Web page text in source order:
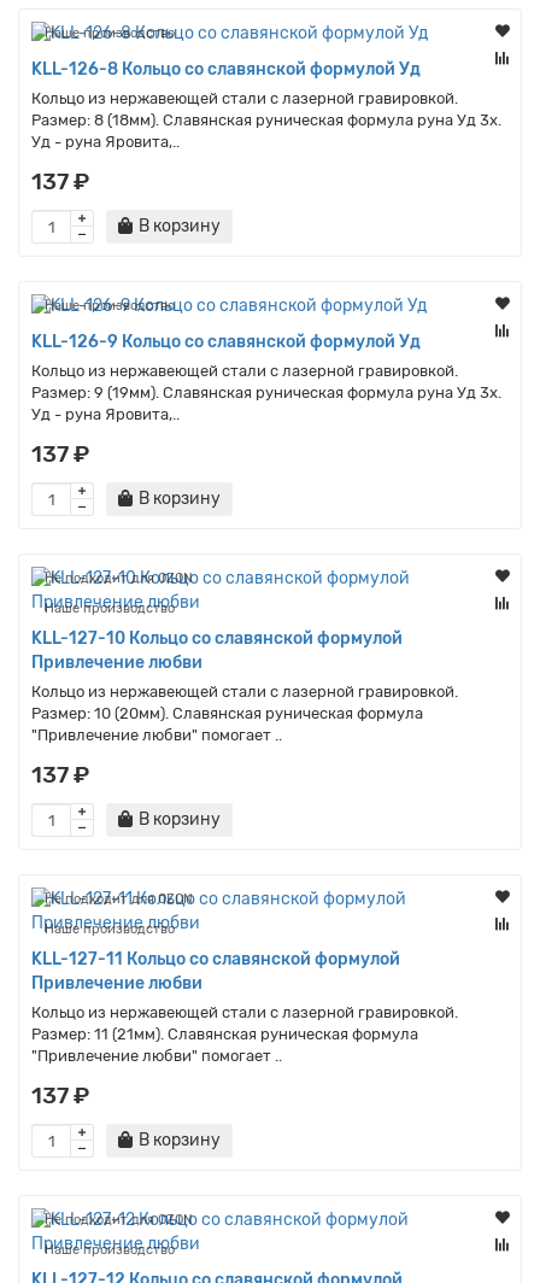
Наше производство
KLL-126-8 Кольцо со славянской формулой Уд
Кольцо из нержавеющей стали с лазерной гравировкой.
Размер: 8 (18мм). Славянская руническая формула руна Уд 3x.
Уд - руна Яровита,..
137 ₽
В корзину
Наше производство
KLL-126-9 Кольцо со славянской формулой Уд
Кольцо из нержавеющей стали с лазерной гравировкой.
Размер: 9 (19мм). Славянская руническая формула руна Уд 3x.
Уд - руна Яровита,..
137 ₽
В корзину
Не подходит для OZON
Наше производство
KLL-127-10 Кольцо со славянской формулой
Привлечение любви
Кольцо из нержавеющей стали с лазерной гравировкой.
Размер: 10 (20мм). Славянская руническая формула
"Привлечение любви" помогает ..
137 ₽
В корзину
Не подходит для OZON
Наше производство
KLL-127-11 Кольцо со славянской формулой
Привлечение любви
Кольцо из нержавеющей стали с лазерной гравировкой.
Размер: 11 (21мм). Славянская руническая формула
"Привлечение любви" помогает ..
137 ₽
В корзину
Не подходит для OZON
Наше производство